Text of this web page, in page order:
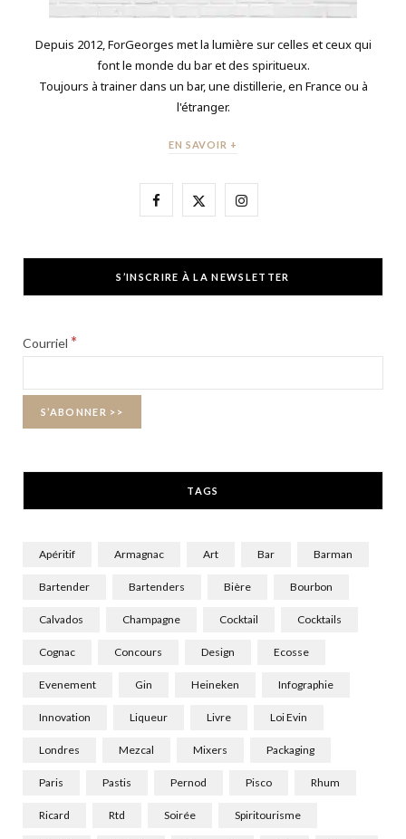
Depuis 2012, ForGeorges met la lumière sur celles et ceux qui
font le monde du bar et des spiritueux.
Toujours à trainer dans un bar, une distillerie, en France ou à
l'étranger.
EN SAVOIR +
F
e
X
w
I
t
S’INSCRIRE À LA NEWSLETTER
Courriel *
TAGS
Apéritif Armagnac Art Bar Barman
Bartender Bartenders Bière Bourbon
Calvados Champagne Cocktail Cocktails
Cognac Concours Design Ecosse
Evenement Gin Heineken Infographie
Innovation Liqueur Livre Loi Evin
Londres Mezcal Mixers Packaging
Paris Pastis Pernod Pisco Rhum
Ricard Rtd Soirée Spiritourisme